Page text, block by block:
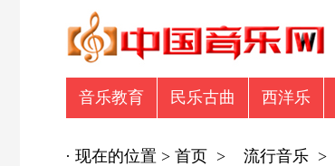
音乐教育 民乐古曲 西洋乐
· 现在的位置 > 首页 > 流行音乐 >